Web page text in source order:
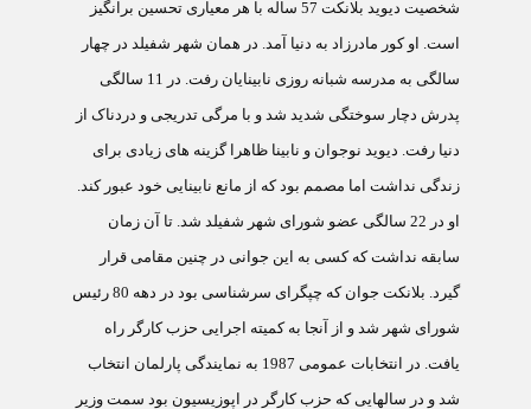
شخصيت ديويد بلانکت 57 ساله با هر معياری تحسين برانگيز
است. او کور مادرزاد به دنيا آمد. در همان شهر شفيلد در چهار
سالگی به مدرسه شبانه روزی نابينايان رفت. در 11 سالگی
پدرش دچار سوختگی شديد شد و با مرگی تدريجی و دردناک از
دنيا رفت. ديويد نوجوان و نابينا ظاهرا گزينه های زيادی برای
زندگی نداشت اما مصمم بود که از مانع نابينايی خود عبور کند.
او در 22 سالگی عضو شورای شهر شفيلد شد. تا آن زمان
سابقه نداشت که کسی به اين جوانی در چنين مقامی قرار
گيرد. بلانکت جوان که چپگرای سرشناسی بود در دهه 80 رئيس
شورای شهر شد و از آنجا به کميته اجرايی حزب کارگر راه
يافت. در انتخابات عمومی 1987 به نمايندگی پارلمان انتخاب
شد و در سالهايی که حزب کارگر در اپوزيسيون بود سمت وزير